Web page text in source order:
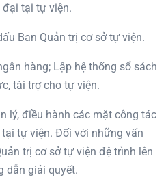
tại tự viện.
Ban Quản trị cơ sở tự viện.
hàng; Lập hệ thống sổ sách
tài trợ cho tự viện.
lý, điều hành các mặt công tác
tự viện. Đối với những vấn
trị cơ sở tự viện đệ trình lên
dẫn giải quyết.